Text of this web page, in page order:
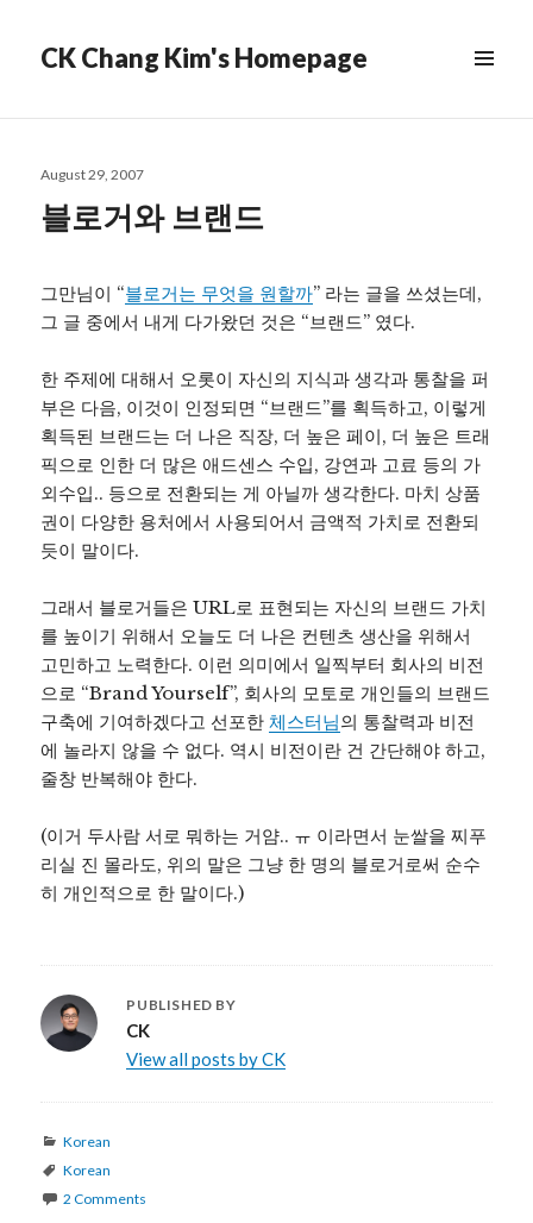
CK Chang Kim's Homepage
Posted
August 29, 2007
블로거와 브랜드
그만님이 “블로거는 무엇을 원할까” 라는 글을 쓰셨는데,
그 글 중에서 내게 다가왔던 것은 “브랜드” 였다.
한 주제에 대해서 오롯이 자신의 지식과 생각과 통찰을 퍼
부은 다음, 이것이 인정되면 “브랜드”를 획득하고, 이렇게
획득된 브랜드는 더 나은 직장, 더 높은 페이, 더 높은 트래
픽으로 인한 더 많은 애드센스 수입, 강연과 고료 등의 가
외수입.. 등으로 전환되는 게 아닐까 생각한다. 마치 상품
권이 다양한 용처에서 사용되어서 금액적 가치로 전환되
듯이 말이다.
그래서 블로거들은 URL로 표현되는 자신의 브랜드 가치
를 높이기 위해서 오늘도 더 나은 컨텐츠 생산을 위해서
고민하고 노력한다. 이런 의미에서 일찍부터 회사의 비전
으로 “Brand Yourself”, 회사의 모토로 개인들의 브랜드
구축에 기여하겠다고 선포한체스터님의 통찰력과 비전
에 놀라지 않을 수 없다. 역시 비전이란 건 간단해야 하고,
줄창 반복해야 한다.
(이거 두사람 서로 뭐하는 거얌.. ㅠ 이라면서 눈쌀을 찌푸
리실 진 몰라도, 위의 말은 그냥 한 명의 블로거로써 순수
히 개인적으로 한 말이다.)
PUBLISHED BY
CK
View all posts by CK
Categories
Korean
Tags
Korean
2 Comments